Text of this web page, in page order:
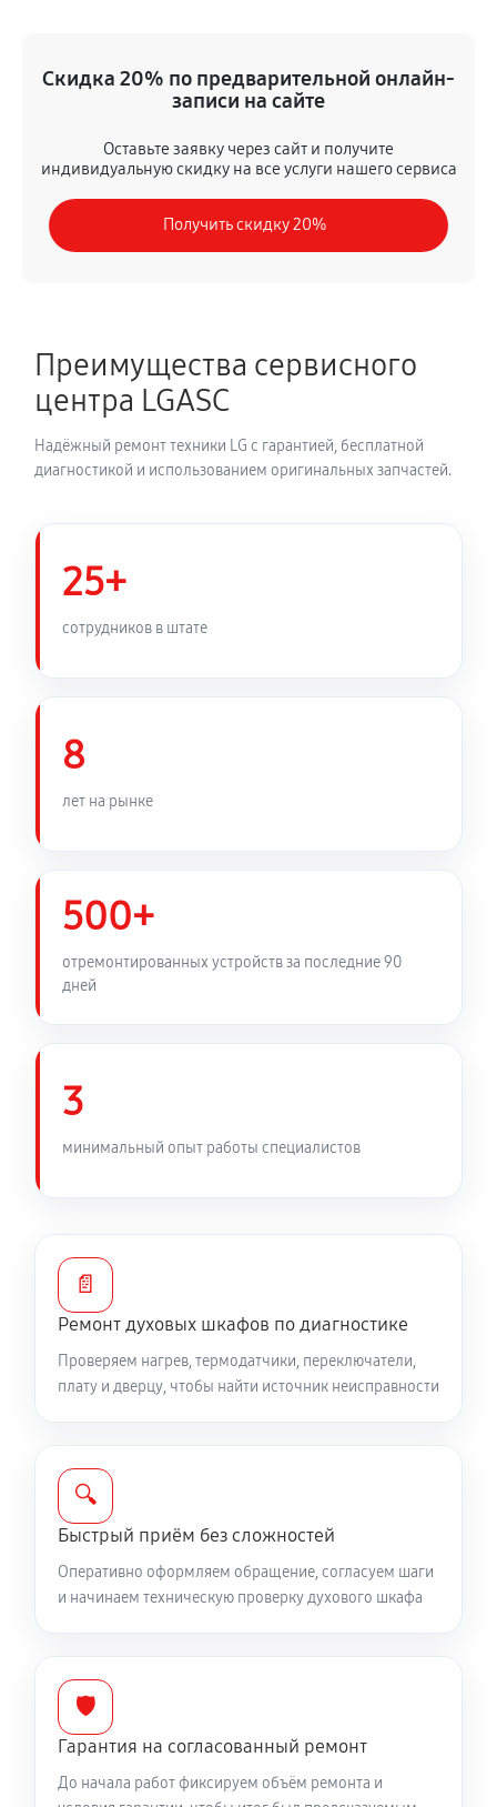
450 руб 60 минут
630 руб 60 минут
Замена шнура питания
450 руб 60 минут
810 руб 60 минут
Замена панели управления
1350 руб 60 минут
Скидка 20% по предварительной онлайн-
записи на сайте
Оставьте заявку через сайт и получите
индивидуальную скидку на все услуги нашего сервиса
Получить скидку 20%
Преимущества сервисного
центра LGASC
Надёжный ремонт техники LG с гарантией, бесплатной
диагностикой и использованием оригинальных запчастей.
25+
сотрудников в штате
8
лет на рынке
500+
отремонтированных устройств за последние 90
дней
3
минимальный опыт работы специалистов
📄
Ремонт духовых шкафов по диагностике
Проверяем нагрев, термодатчики, переключатели,
плату и дверцу, чтобы найти источник неисправности
🔍
Быстрый приём без сложностей
Оперативно оформляем обращение, согласуем шаги
и начинаем техническую проверку духового шкафа
🛡️
Гарантия на согласованный ремонт
До начала работ фиксируем объём ремонта и